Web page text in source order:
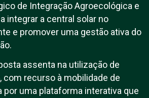
de Integração Agroecológica e
integrar a central solar no
e promover uma gestão ativa do
assenta na utilização de
com recurso à mobilidade de
por uma plataforma interativa que